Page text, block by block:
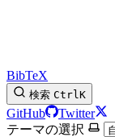
BibTeX
検索 CtrlK
GitHub
Twitter
テーマの選択